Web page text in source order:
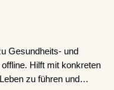
Gesundheits- und
Hilft mit konkreten
zu führen und